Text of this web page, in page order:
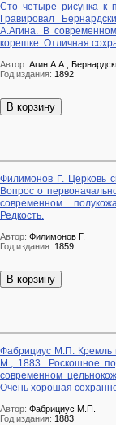
Сто четыре рисунка к
Гравировал
А.Агина. В
корешке. Отличная
Автор: Агин А.А.,
Год издания: 1892
В корзину
Филимонов Г. Церковь
Вопрос о
современном
Редкость.
Автор: Филимонов Г.
Год издания: 1859
В корзину
Фабрициус М.П. Кремль
М., 1883. Роскошное
современном
Очень хорошая
Автор: Фабрициус М.П.
Год издания: 1883